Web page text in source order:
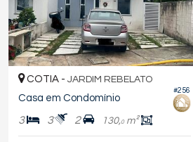
#256
COTIA - JARDIM REBELATO
Casa em Condomínio
3 3 2 130,0m²